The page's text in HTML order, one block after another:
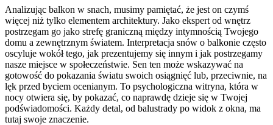
Analizując balkon w snach, musimy pamiętać, że jest on czymś
więcej niż tylko elementem architektury. Jako ekspert od wnętrz
postrzegam go jako strefę graniczną między intymnością Twojego
domu a zewnętrznym światem. Interpretacja snów o balkonie często
oscyluje wokół tego, jak prezentujemy się innym i jak postrzegamy
nasze miejsce w społeczeństwie. Sen ten może wskazywać na
gotowość do pokazania światu swoich osiągnięć lub, przeciwnie, na
lęk przed byciem ocenianym. To psychologiczna witryna, która w
nocy otwiera się, by pokazać, co naprawdę dzieje się w Twojej
podświadomości. Każdy detal, od balustrady po widok z okna, ma
tutaj swoje znaczenie.